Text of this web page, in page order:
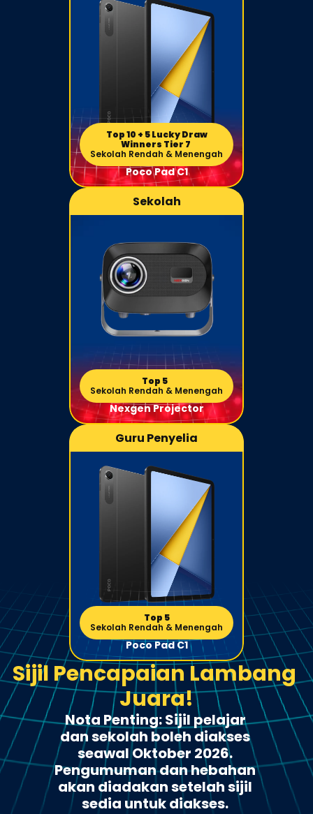
Top 10 + 5 Lucky Draw
Winners Tier 7
Sekolah Rendah & Menengah
Poco Pad C1
Sekolah
Top 5
Sekolah Rendah & Menengah
Nexgen Projector
Guru Penyelia
Top 5
Sekolah Rendah & Menengah
Poco Pad C1
Sijil Pencapaian Lambang
Juara!
Nota Penting: Sijil pelajar
dan sekolah boleh diakses
seawal Oktober 2026.
Pengumuman dan hebahan
akan diadakan setelah sijil
sedia untuk diakses.